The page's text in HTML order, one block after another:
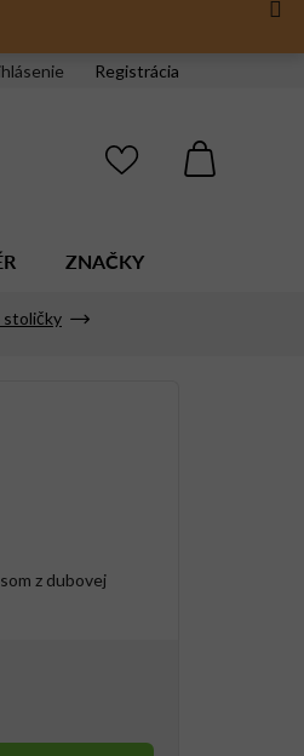
Registrácia
ZNAČKY
stoličky
z dubovej